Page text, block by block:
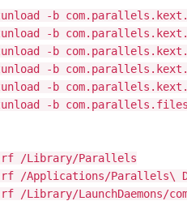
-b
-b
-b
-b
-b
-b
rf /Library/Parallels
rf /Applications/Parallels\
/Library/LaunchDaemons/